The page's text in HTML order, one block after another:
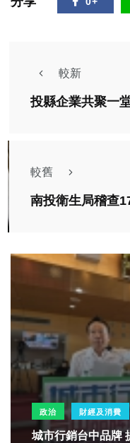
較新
投縣企業共聚一
較舊
南投衛生局稽查
政治 財經及消費